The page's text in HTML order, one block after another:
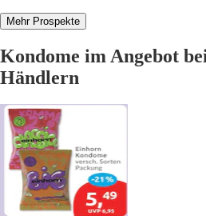
Mehr Prospekte
Kondome im Angebot
Händlern